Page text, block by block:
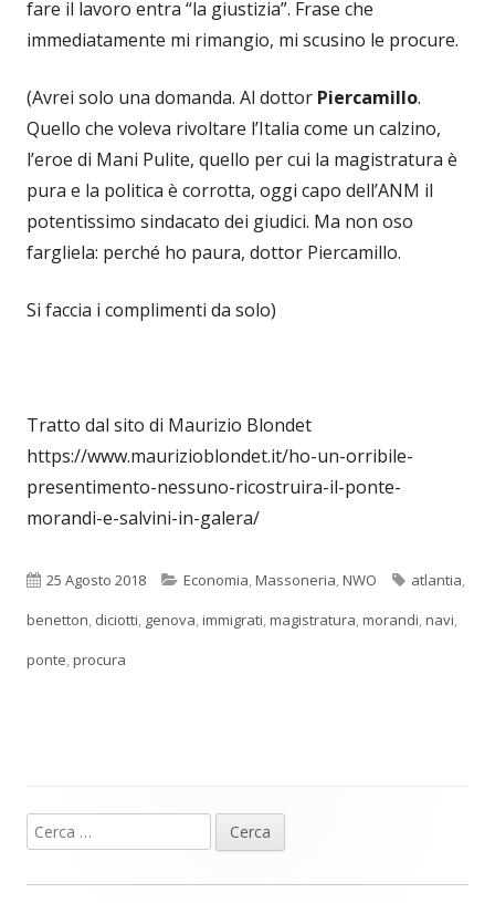
fare il lavoro entra “la giustizia”. Frase che
immediatamente mi rimangio, mi scusino le procure.
(Avrei solo una domanda. Al dottor Piercamillo.
Quello che voleva rivoltare l’Italia come un calzino,
l’eroe di Mani Pulite, quello per cui la magistratura è
pura e la politica è corrotta, oggi capo dell’ANM il
potentissimo sindacato dei giudici. Ma non oso
fargliela: perché ho paura, dottor Piercamillo.
Si faccia i complimenti da solo)
Tratto dal sito di Maurizio Blondet
https://www.maurizioblondet.it/ho-un-orribile-
presentimento-nessuno-ricostruira-il-ponte-
morandi-e-salvini-in-galera/
Pubblicato
25 Agosto 2018 Categorie
Economia,Massoneria,NWO Tag
atlantia,
benetton, diciotti, genova,immigrati,magistratura,morandi,navi,
ponte,procura
Barra
laterale
Ricerca
per: